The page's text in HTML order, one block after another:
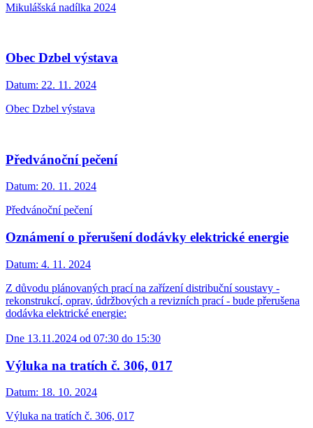
Mikulášská nadílka 2024
Obec Dzbel výstava
Datum: 22. 11. 2024
Obec Dzbel výstava
Předvánoční pečení
Datum: 20. 11. 2024
Předvánoční pečení
Oznámení o přerušení dodávky elektrické energie
Datum: 4. 11. 2024
Z důvodu plánovaných prací na zařízení distribuční soustavy -
rekonstrukcí, oprav, údržbových a revizních prací - bude přerušena
dodávka elektrické energie:
Dne 13.11.2024 od 07:30 do 15:30
Výluka na tratích č. 306, 017
Datum: 18. 10. 2024
Výluka na tratích č. 306, 017